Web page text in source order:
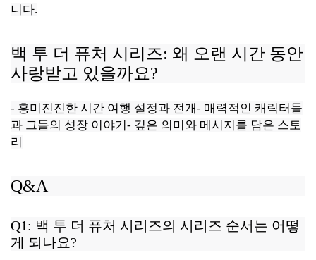
니다.
백 투 더 퓨처 시리즈: 왜 오랜 시간 동안
사랑받고 있을까요?
- 흥미진진한 시간 여행 설정과 전개- 매력적인 캐릭터들
과 그들의 성장 이야기- 깊은 의미와 메시지를 담은 스토
리
Q&A
Q1: 백 투 더 퓨처 시리즈의 시리즈 순서는 어떻
게 되나요?